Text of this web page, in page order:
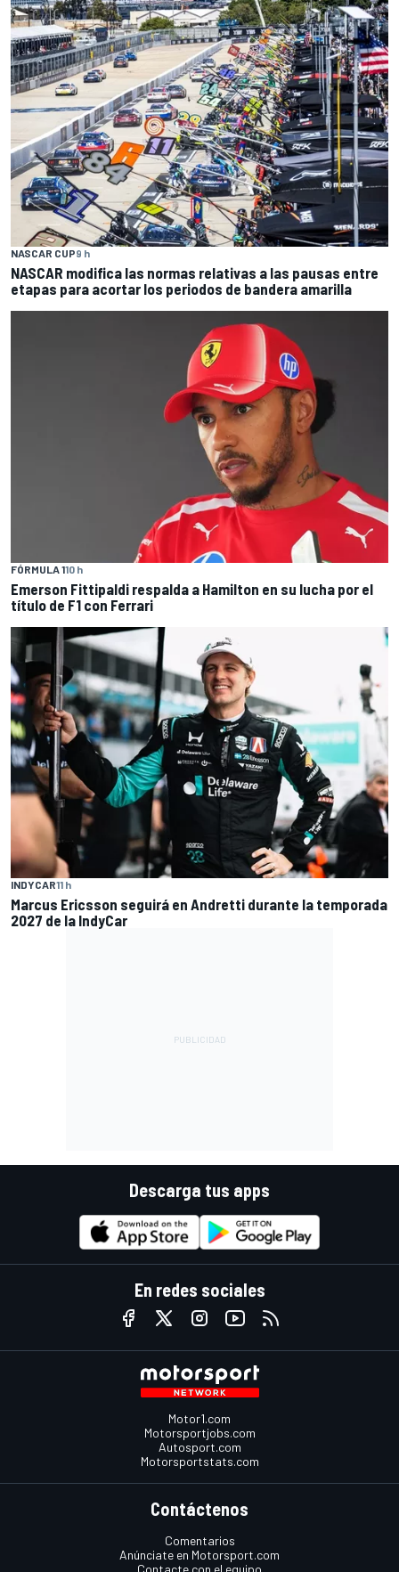
NASCAR CUP9 h
NASCAR modifica las normas relativas a las pausas entre
etapas para acortar los periodos de bandera amarilla
FÓRMULA 110 h
Emerson Fittipaldi respalda a Hamilton en su lucha por el
título de F1 con Ferrari
INDYCAR11 h
Marcus Ericsson seguirá en Andretti durante la temporada
2027 de la IndyCar
Descarga tus apps
En redes sociales
Motor1.com
Motorsportjobs.com
Autosport.com
Motorsportstats.com
Contáctenos
Comentarios
Anúnciate en Motorsport.com